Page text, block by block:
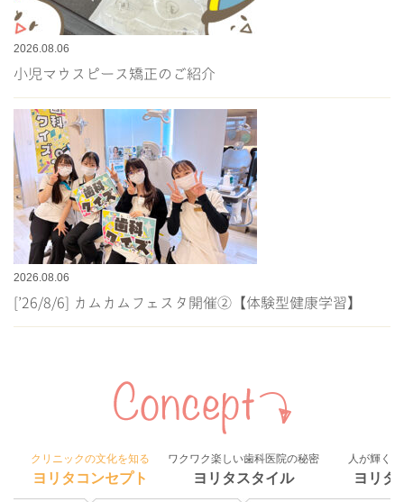
2026.08.06
小児マウスピース矯正のご紹介
2026.08.06
[’26/8/6] カムカムフェスタ開催②【体験型健康学習】
クリニックの文化を知る
ヨリタコンセプト
ワクワク楽しい歯科医院の秘密
ヨリタスタイル
人が輝く
ヨリタ